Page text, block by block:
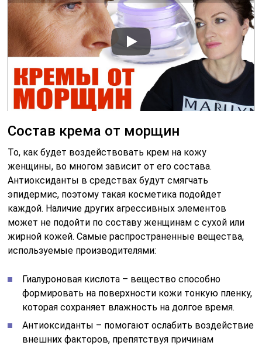
Состав крема от морщин
То, как будет воздействовать крем на кожу
женщины, во многом зависит от его состава.
Антиоксиданты в средствах будут смягчать
эпидермис, поэтому такая косметика подойдет
каждой. Наличие других агрессивных элементов
может не подойти по составу женщинам с сухой или
жирной кожей. Самые распространенные вещества,
используемые производителями:
Гиалуроновая кислота – вещество способно
формировать на поверхности кожи тонкую пленку,
которая сохраняет влажность на долгое время.
Антиоксиданты – помогают ослабить воздействие
внешних факторов, препятствуя причинам